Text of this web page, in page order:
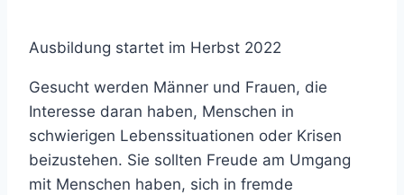
Ausbildung startet im Herbst 2022
Gesucht werden Männer und Frauen, die
Interesse daran haben, Menschen in
schwierigen Lebenssituationen oder Krisen
beizustehen. Sie sollten Freude am Umgang
mit Menschen haben, sich in fremde